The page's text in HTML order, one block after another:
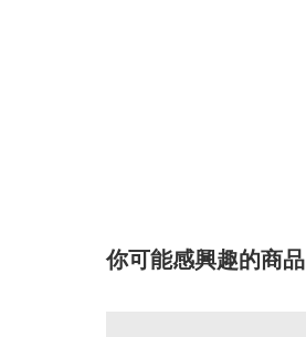
你可能感興趣的商品